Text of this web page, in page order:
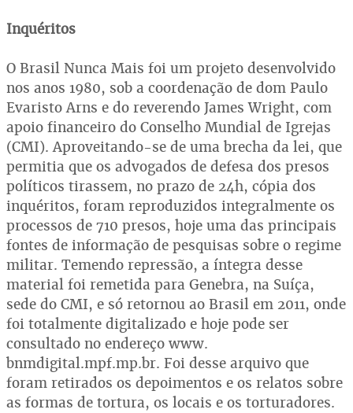
Inquéritos
O Brasil Nunca Mais foi um projeto desenvolvido
nos anos 1980, sob a coordenação de dom Paulo
Evaristo Arns e do reverendo James Wright, com
apoio financeiro do Conselho Mundial de Igrejas
(CMI). Aproveitando-se de uma brecha da lei, que
permitia que os advogados de defesa dos presos
políticos tirassem, no prazo de 24h, cópia dos
inquéritos, foram reproduzidos integralmente os
processos de 710 presos, hoje uma das principais
fontes de informação de pesquisas sobre o regime
militar. Temendo repressão, a íntegra desse
material foi remetida para Genebra, na Suíça,
sede do CMI, e só retornou ao Brasil em 2011, onde
foi totalmente digitalizado e hoje pode ser
consultado no endereço www.
bnmdigital.mpf.mp.br. Foi desse arquivo que
foram retirados os depoimentos e os relatos sobre
as formas de tortura, os locais e os torturadores.